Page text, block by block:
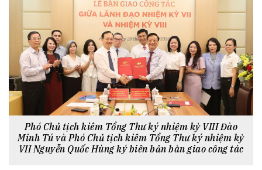
Phó Chủ tịch kiêm Tổng Thư ký nhiệm kỳ VIII Đào
Minh Tú và Phó Chủ tịch kiêm Tổng Thư ký nhiệm kỳ
VII Nguyễn Quốc Hùng ký biên bản bàn giao công tác